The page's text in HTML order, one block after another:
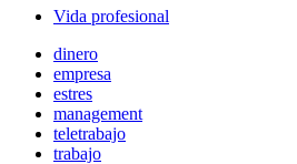
Vida profesional
dinero
empresa
estres
management
teletrabajo
trabajo